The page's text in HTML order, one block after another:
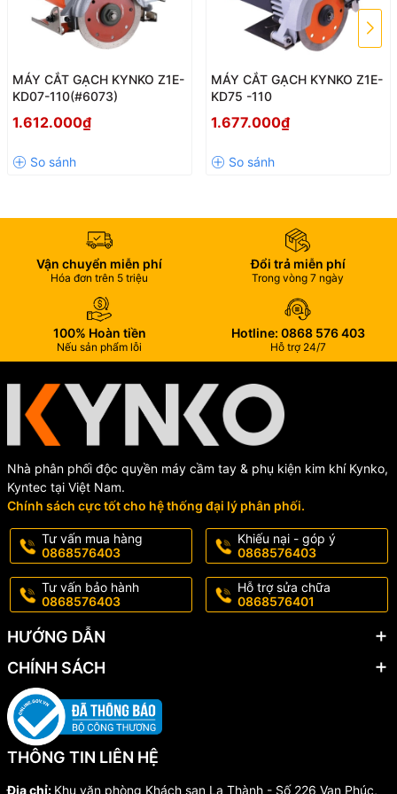
MÁY CẮT GẠCH ĐÁ KYNKO Z1E-KD36-180 (#6361)
thể điều chỉnh để cắt đá có chiều dày khác nhau.Máy cắt đá cầm
tay KYNKO KD36với dây nguồn dài, động cơ được thiết kế chống
rung và giảm tiếng ồn tối đa, giúp bạn làm việc hiệu quả, chính xác,
tránh gây ảnh hưởng tới môi trường xung quanh.
Đặc điểm nổi bật
1. Tấm đế dày hơn, có thể điều chỉnh cắt độ dày khác nhau
2. Vỏ máy làm từ nhưa nhập khẩu, chịu nhiệt tốt hơn không biến
MÁY CẮT GẠCH KYNKO Z1E-
KD07-110(#6073)
1.612.000₫
MÁY CẮT GẠCH KYNKO Z1E-
KD75 -110
1.677.000₫
Vận chuyển miễn phí
Hóa đơn trên 5 triệu
Đổi trả miễn phí
Trong vòng 7 ngày
100% Hoàn tiền
Nếu sản phẩm lỗi
Hotline: 0868 576 403
Hỗ trợ 24/7
Nhà phân phối độc quyền máy cầm tay & phụ kiện kim khí Kynko,
Kyntec tại Việt Nam.
Chính sách cực tốt cho hệ thống đại lý phân phối.
Tư vấn mua hàng
0868576403
Khiếu nại - góp ý
0868576403
Tư vấn bảo hành
0868576403
Hỗ trợ sửa chữa
0868576401
HƯỚNG DẪN
CHÍNH SÁCH
THÔNG TIN LIÊN HỆ
Địa chỉ: Khu văn phòng Khách sạn La Thành - Số 226 Vạn Phúc,